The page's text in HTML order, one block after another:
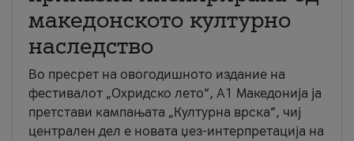
македонското културно
наследство
Во пресрет на овогодишното издание на
фестивалот „Охридско лето“, А1 Македонија ја
претстави кампањата „Културна врска“, чиј
централен дел е новата џез-интерпретација на